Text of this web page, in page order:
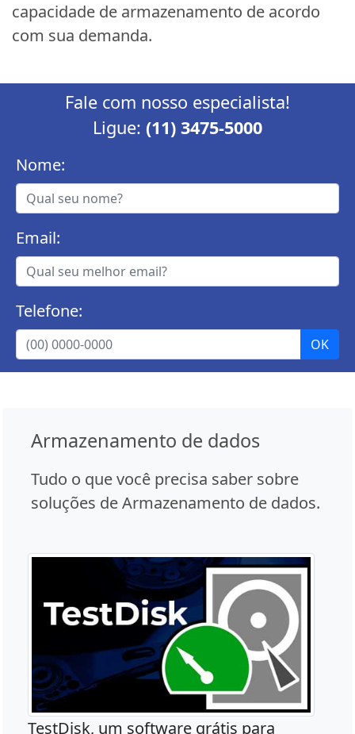
capacidade de armazenamento de acordo
com sua demanda.
Fale com nosso especialista!
Ligue: (11) 3475-5000
Nome:
Email:
Telefone:
Armazenamento de dados
Tudo o que você precisa saber sobre
soluções de Armazenamento de dados.
TestDisk, um software grátis para